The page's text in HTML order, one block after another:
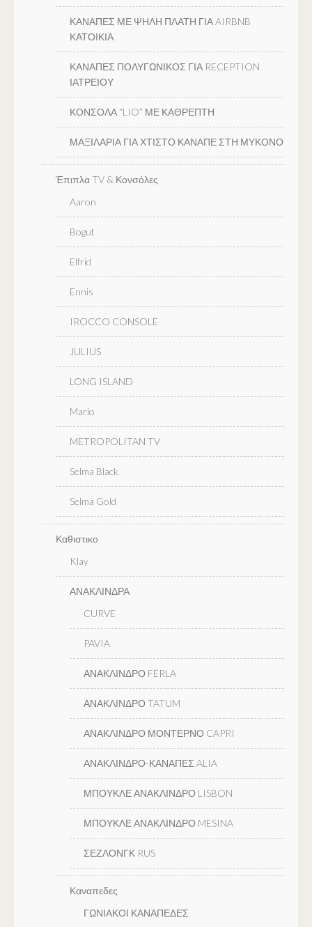
ΚΑΝΑΠΕΣ ΜΕ ΨΗΛΗ ΠΛΑΤΗ ΓΙΑ AIRBNB
ΚΑΤΟΙΚΙΑ
ΚΑΝΑΠΕΣ ΠΟΛΥΓΩΝΙΚΟΣ ΓΙΑ RECEPTION
ΙΑΤΡΕΙΟΥ
ΚΟΝΣΟΛΑ “LIO” ΜΕ ΚΑΘΡΕΠΤΗ
ΜΑΞΙΛΑΡΙΑ ΓΙΑ ΧΤΙΣΤΟ ΚΑΝΑΠΕ ΣΤΗ ΜΥΚΟΝΟ
Έπιπλα TV & Κονσόλες
Aaron
Bogut
Elfrid
Ennis
IROCCO CONSOLE
JULIUS
LONG ISLAND
Mario
METROPOLITAN TV
Selma Black
Selma Gold
Καθιστικο
Klay
ΑΝΑΚΛΙΝΔΡΑ
CURVE
PAVIA
ΑΝΑΚΛΙΝΔΡΟ FERLA
ΑΝΑΚΛΙΝΔΡΟ TATUM
ΑΝΑΚΛΙΝΔΡΟ ΜΟΝΤΕΡΝΟ CAPRI
ΑΝΑΚΛΙΝΔΡΟ-ΚΑΝΑΠΕΣ ALIA
ΜΠΟΥΚΛΕ ΑΝΑΚΛΙΝΔΡΟ LISBON
ΜΠΟΥΚΛΕ ΑΝΑΚΛΙΝΔΡΟ MESINA
ΣΕΖΛΟΝΓΚ RUS
Καναπεδες
ΓΩΝΙΑΚΟΙ ΚΑΝΑΠΕΔΕΣ